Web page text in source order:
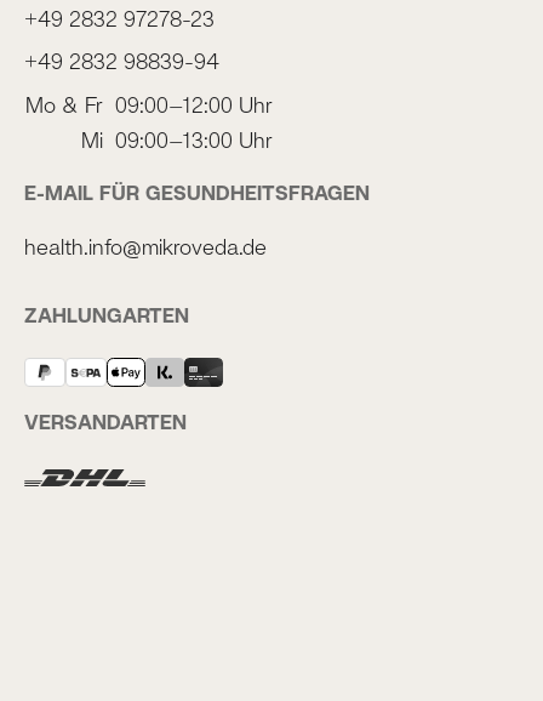
+49 2832 97278-23
+49 2832 98839-94
Mo & Fr 09:00–12:00 Uhr
Mi 09:00–13:00 Uhr
E-MAIL FÜR GESUNDHEITSFRAGEN
health.info@mikroveda.de
ZAHLUNGARTEN
VERSANDARTEN